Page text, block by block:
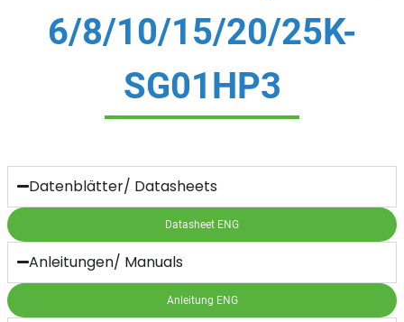
6/8/10/15/20/25K-
SG01HP3
Datenblätter/ Datasheets
Datasheet ENG
Anleitungen/ Manuals
Anleitung ENG